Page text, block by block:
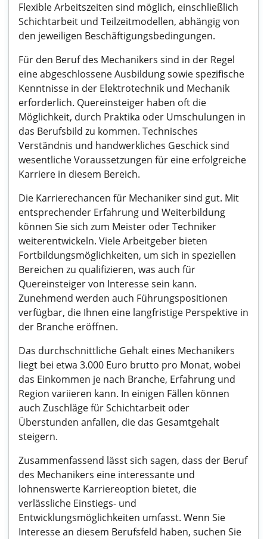
Flexible Arbeitszeiten sind möglich, einschließlich
Schichtarbeit und Teilzeitmodellen, abhängig von
den jeweiligen Beschäftigungsbedingungen.
Für den Beruf des Mechanikers sind in der Regel
eine abgeschlossene Ausbildung sowie spezifische
Kenntnisse in der Elektrotechnik und Mechanik
erforderlich. Quereinsteiger haben oft die
Möglichkeit, durch Praktika oder Umschulungen in
das Berufsbild zu kommen. Technisches
Verständnis und handwerkliches Geschick sind
wesentliche Voraussetzungen für eine erfolgreiche
Karriere in diesem Bereich.
Die Karrierechancen für Mechaniker sind gut. Mit
entsprechender Erfahrung und Weiterbildung
können Sie sich zum Meister oder Techniker
weiterentwickeln. Viele Arbeitgeber bieten
Fortbildungsmöglichkeiten, um sich in speziellen
Bereichen zu qualifizieren, was auch für
Quereinsteiger von Interesse sein kann.
Zunehmend werden auch Führungspositionen
verfügbar, die Ihnen eine langfristige Perspektive in
der Branche eröffnen.
Das durchschnittliche Gehalt eines Mechanikers
liegt bei etwa 3.000 Euro brutto pro Monat, wobei
das Einkommen je nach Branche, Erfahrung und
Region variieren kann. In einigen Fällen können
auch Zuschläge für Schichtarbeit oder
Überstunden anfallen, die das Gesamtgehalt
steigern.
Zusammenfassend lässt sich sagen, dass der Beruf
des Mechanikers eine interessante und
lohnenswerte Karriereoption bietet, die
verlässliche Einstiegs- und
Entwicklungsmöglichkeiten umfasst. Wenn Sie
Interesse an diesem Berufsfeld haben, suchen Sie